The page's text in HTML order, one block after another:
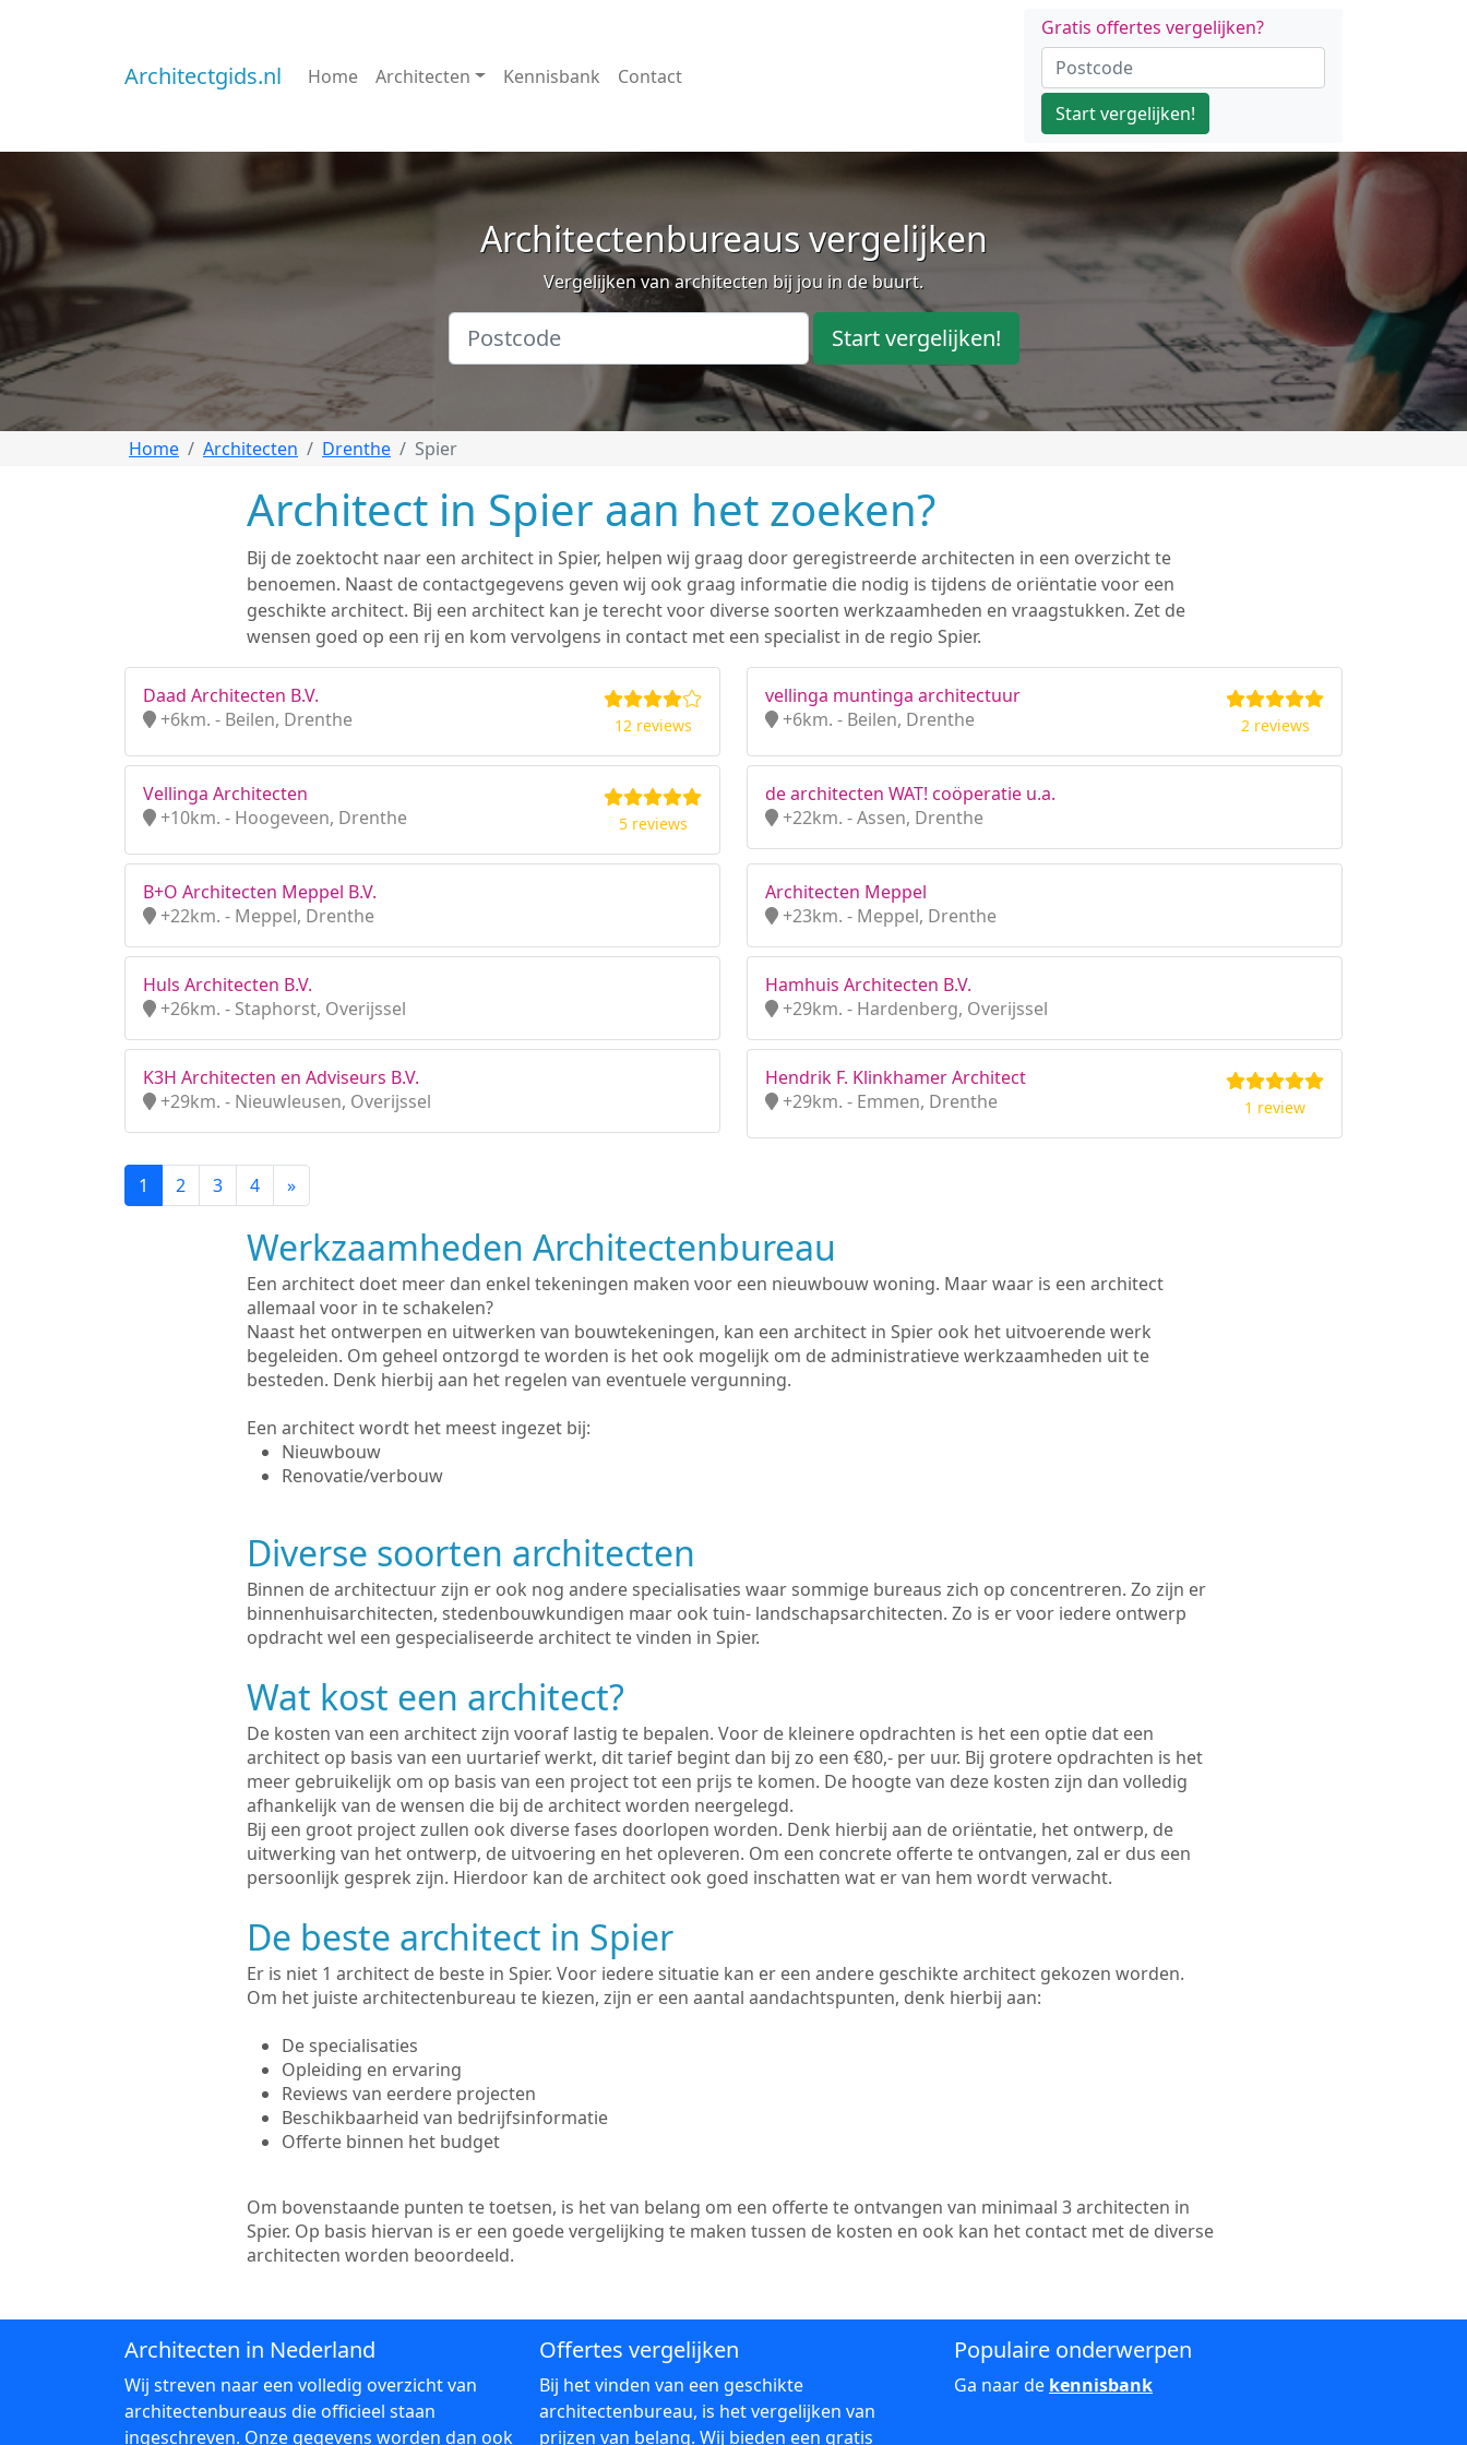
Architectgids.nl Home Architecten Kennisbank Contact
Gratis offertes vergelijken?
Start vergelijken!
Architectenbureaus vergelijken
Vergelijken van architecten bij jou in de buurt.
Start vergelijken!
Home Architecten Drenthe Spier
Architect in Spier aan het zoeken?
Bij de zoektocht naar een architect in Spier, helpen wij graag door geregistreerde architecten in een overzicht te
benoemen. Naast de contactgegevens geven wij ook graag informatie die nodig is tijdens de oriëntatie voor een
geschikte architect. Bij een architect kan je terecht voor diverse soorten werkzaamheden en vraagstukken. Zet de
wensen goed op een rij en kom vervolgens in contact met een specialist in de regio Spier.
Daad Architecten B.V.
+6km. - Beilen, Drenthe
12 reviews
vellinga muntinga architectuur
+6km. - Beilen, Drenthe
2 reviews
Vellinga Architecten
+10km. - Hoogeveen, Drenthe
5 reviews
de architecten WAT! coöperatie u.a.
+22km. - Assen, Drenthe
B+O Architecten Meppel B.V.
+22km. - Meppel, Drenthe
Architecten Meppel
+23km. - Meppel, Drenthe
Huls Architecten B.V.
+26km. - Staphorst, Overijssel
Hamhuis Architecten B.V.
+29km. - Hardenberg, Overijssel
K3H Architecten en Adviseurs B.V.
+29km. - Nieuwleusen, Overijssel
Hendrik F. Klinkhamer Architect
+29km. - Emmen, Drenthe
1 review
1 2 3 4 »
Werkzaamheden Architectenbureau
Een architect doet meer dan enkel tekeningen maken voor een nieuwbouw woning. Maar waar is een architect
allemaal voor in te schakelen?
Naast het ontwerpen en uitwerken van bouwtekeningen, kan een architect in Spier ook het uitvoerende werk
begeleiden. Om geheel ontzorgd te worden is het ook mogelijk om de administratieve werkzaamheden uit te
besteden. Denk hierbij aan het regelen van eventuele vergunning.
Een architect wordt het meest ingezet bij:
Nieuwbouw
Renovatie/verbouw
Diverse soorten architecten
Binnen de architectuur zijn er ook nog andere specialisaties waar sommige bureaus zich op concentreren. Zo zijn er
binnenhuisarchitecten, stedenbouwkundigen maar ook tuin- landschapsarchitecten. Zo is er voor iedere ontwerp
opdracht wel een gespecialiseerde architect te vinden in Spier.
Wat kost een architect?
De kosten van een architect zijn vooraf lastig te bepalen. Voor de kleinere opdrachten is het een optie dat een
architect op basis van een uurtarief werkt, dit tarief begint dan bij zo een €80,- per uur. Bij grotere opdrachten is het
meer gebruikelijk om op basis van een project tot een prijs te komen. De hoogte van deze kosten zijn dan volledig
afhankelijk van de wensen die bij de architect worden neergelegd.
Bij een groot project zullen ook diverse fases doorlopen worden. Denk hierbij aan de oriëntatie, het ontwerp, de
uitwerking van het ontwerp, de uitvoering en het opleveren. Om een concrete offerte te ontvangen, zal er dus een
persoonlijk gesprek zijn. Hierdoor kan de architect ook goed inschatten wat er van hem wordt verwacht.
De beste architect in Spier
Er is niet 1 architect de beste in Spier. Voor iedere situatie kan er een andere geschikte architect gekozen worden.
Om het juiste architectenbureau te kiezen, zijn er een aantal aandachtspunten, denk hierbij aan:
De specialisaties
Opleiding en ervaring
Reviews van eerdere projecten
Beschikbaarheid van bedrijfsinformatie
Offerte binnen het budget
Om bovenstaande punten te toetsen, is het van belang om een offerte te ontvangen van minimaal 3 architecten in
Spier. Op basis hiervan is er een goede vergelijking te maken tussen de kosten en ook kan het contact met de diverse
architecten worden beoordeeld.
Architecten in Nederland
Wij streven naar een volledig overzicht van
architectenbureaus die officieel staan
ingeschreven. Onze gegevens worden dan ook
Offertes vergelijken
Bij het vinden van een geschikte
architectenbureau, is het vergelijken van
prijzen van belang. Wij bieden een gratis
Populaire onderwerpen
Ga naar de kennisbank